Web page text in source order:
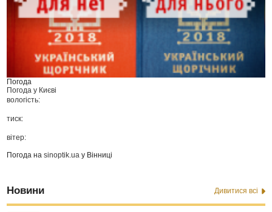
Погода
Погода у Києві
вологість:
тиск:
вітер:
Погода наsinoptik.ua у Вінниці
Новини Дивитися всі